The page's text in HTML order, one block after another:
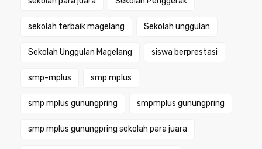
sekolah terbaik magelang Sekolah unggulan
Sekolah Unggulan Magelang siswa berprestasi
smp-mplus smp mplus
smp mplus gunungpring smpmplus gunungpring
smp mplus gunungpring sekolah para juara